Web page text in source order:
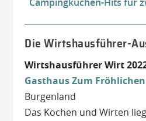
Die Wirtshausführer-
Wirtshausführer Wirt
Gasthaus Zum
Burgenland
Das Kochen und Wirten